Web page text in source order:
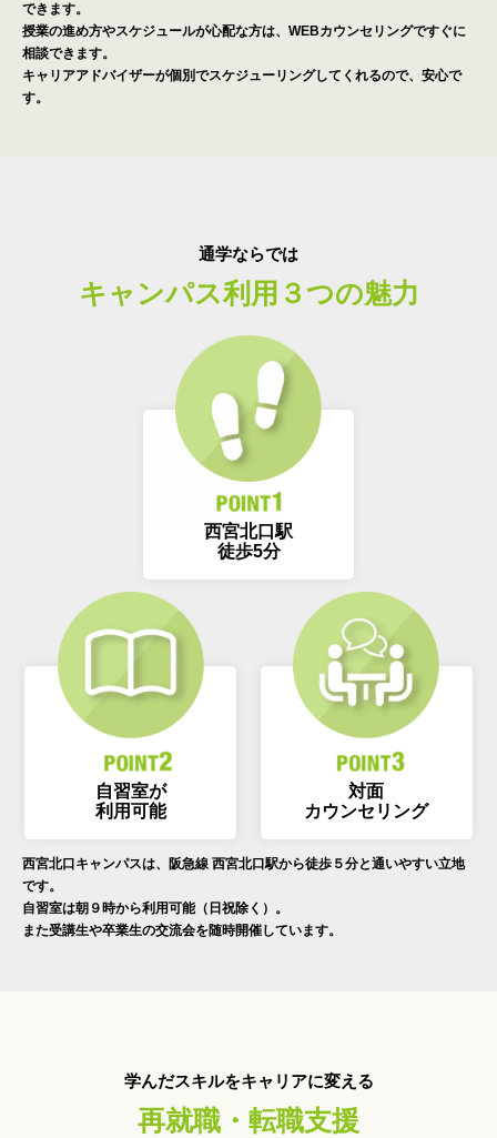
できます。
授業の進め方やスケジュールが心配な方は、WEBカウンセリングですぐに
相談できます。
キャリアアドバイザーが個別でスケジューリングしてくれるので、安心で
す。
通学ならでは
キャンパス利用３つの魅力
西宮北口駅
徒歩5分
自習室が
利用可能
対面
カウンセリング
西宮北口キャンパスは、阪急線 西宮北口駅から徒歩５分と通いやすい立地
です。
自習室は朝９時から利用可能（日祝除く）。
また受講生や卒業生の交流会を随時開催しています。
学んだスキルをキャリアに変える
再就職・転職支援